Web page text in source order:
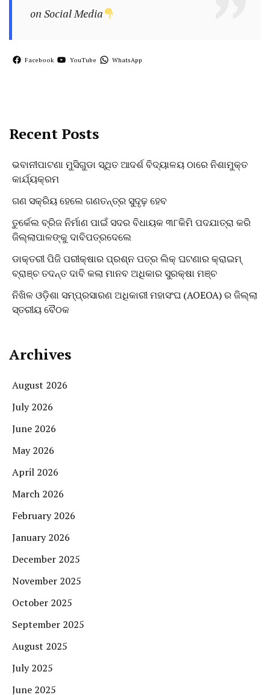
on Social Media
Facebook YouTube WhatsApp
Recent Posts
ଭବାନୀପାଟଣା ମୁସିଗୁଡା ସ୍ଥିତ ଆଦର୍ଶ ବିଦ୍ୟାଳୟ ଠାରେ ନିଶାମୁକ୍ତ
କାର୍ଯ୍ୟକ୍ରମ
ଗଣ ସକ୍ରିୟ ହେଲେ ଗଣତନ୍ତ୍ର ସୁଦୃଢ଼ ହେବ
ତୁର୍କେଲ ବ୍ରିଜ ନିର୍ମାଣ ପାଇଁ ସଦର ବିଧାୟକ ୩୮କିମି ପଦଯାତ୍ରା କରି
ଜିଲ୍ଲାପାଳଙ୍କୁ ଦାବିପତ୍ରଦେଲେ
ଡାକ୍ତରୀ ପିଜି ପରୀକ୍ଷାର ପ୍ରଶ୍ନ ପତ୍ର ଲିକ୍ ଘଟଣାର କ୍ରାଇମ୍
ବ୍ରାଞ୍ଚ ତଦନ୍ତ ଦାବି କଲା ମାନବ ଅଧିକାର ସୁରକ୍ଷା ମଞ୍ଚ
ନିଖିଳ ଓଡ଼ିଶା ସମ୍ପ୍ରସାରଣ ଅଧିକାରୀ ମହାସଂଘ (AOEOA) ର ଜିଲ୍ଲା
ସ୍ତରୀୟ ବୈଠକ
Archives
August 2026
July 2026
June 2026
May 2026
April 2026
March 2026
February 2026
January 2026
December 2025
November 2025
October 2025
September 2025
August 2025
July 2025
June 2025